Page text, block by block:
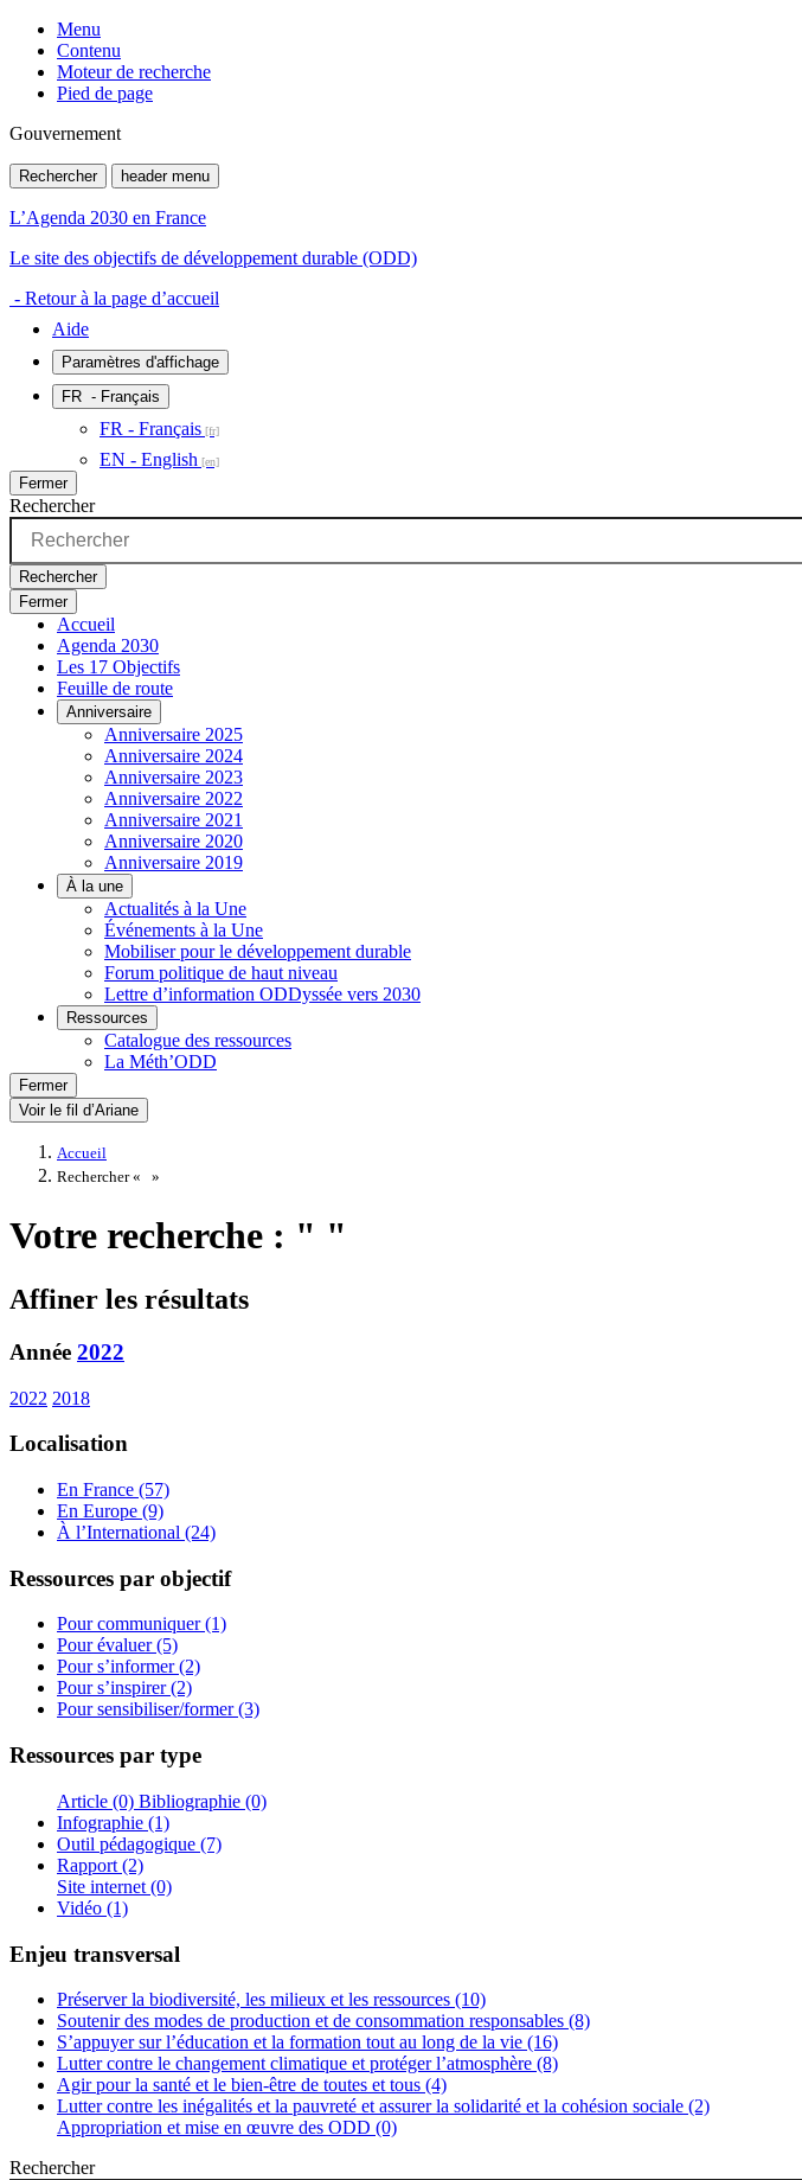
Menu
Contenu
Moteur de recherche
Pied de page
Gouvernement
Rechercher header menu
L’Agenda 2030 en France
Le site des objectifs de développement durable (ODD)
- Retour à la page d’accueil
Aide
Paramètres d'affichage
FR - Français
FR - Français
EN - English
Fermer
Rechercher
Rechercher
Fermer
Accueil
Agenda 2030
Les 17 Objectifs
Feuille de route
Anniversaire
Anniversaire 2025
Anniversaire 2024
Anniversaire 2023
Anniversaire 2022
Anniversaire 2021
Anniversaire 2020
Anniversaire 2019
À la une
Actualités à la Une
Événements à la Une
Mobiliser pour le développement durable
Forum politique de haut niveau
Lettre d’information ODDyssée vers 2030
Ressources
Catalogue des ressources
La Méth’ODD
Fermer
Voir le fil d’Ariane
Accueil
Rechercher «
»
Votre recherche : " "
Affiner les résultats
Année 2022
2022 2018
Localisation
En France (57)
En Europe (9)
À l’International (24)
Ressources par objectif
Pour communiquer (1)
Pour évaluer (5)
Pour s’informer (2)
Pour s’inspirer (2)
Pour sensibiliser/former (3)
Ressources par type
Article (0) Bibliographie (0)
Infographie (1)
Outil pédagogique (7)
Rapport (2)
Site internet (0)
Vidéo (1)
Enjeu transversal
Préserver la biodiversité, les milieux et les ressources (10)
Soutenir des modes de production et de consommation responsables (8)
S’appuyer sur l’éducation et la formation tout au long de la vie (16)
Lutter contre le changement climatique et protéger l’atmosphère (8)
Agir pour la santé et le bien-être de toutes et tous (4)
Lutter contre les inégalités et la pauvreté et assurer la solidarité et la cohésion sociale (2)
Appropriation et mise en œuvre des ODD (0)
Rechercher